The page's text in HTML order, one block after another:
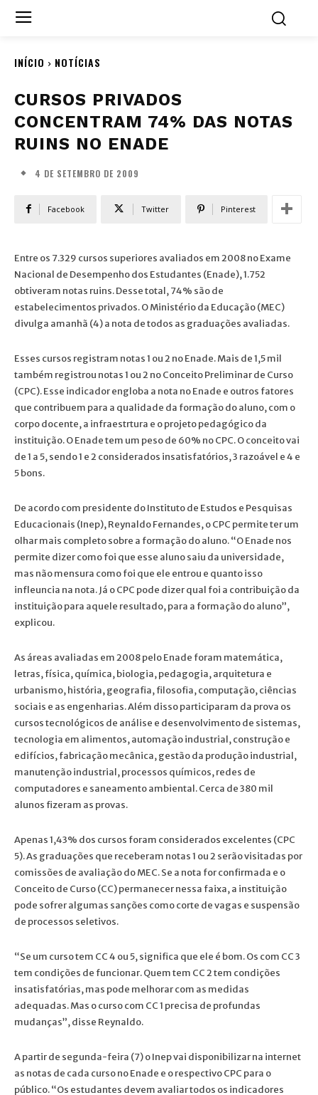
INÍCIO NOTÍCIAS
CURSOS PRIVADOS
CONCENTRAM 74% DAS NOTAS
RUINS NO ENADE
4 DE SETEMBRO DE 2009
Facebook Twitter Pinterest
Entre os 7.329 cursos superiores avaliados em 2008 no Exame
Nacional de Desempenho dos Estudantes (Enade), 1.752
obtiveram notas ruins. Desse total, 74% são de
estabelecimentos privados. O Ministério da Educação (MEC)
divulga amanhã (4) a nota de todos as graduações avaliadas.
Esses cursos registram notas 1 ou 2 no Enade. Mais de 1,5 mil
também registrou notas 1 ou 2 no Conceito Preliminar de Curso
(CPC). Esse indicador engloba a nota no Enade e outros fatores
que contribuem para a qualidade da formação do aluno, com o
corpo docente, a infraestrtura e o projeto pedagógico da
instituição. O Enade tem um peso de 60% no CPC. O conceito vai
de 1 a 5, sendo 1 e 2 considerados insatisfatórios, 3 razoável e 4 e
5 bons.
De acordo com presidente do Instituto de Estudos e Pesquisas
Educacionais (Inep), Reynaldo Fernandes, o CPC permite ter um
olhar mais completo sobre a formação do aluno. “O Enade nos
permite dizer como foi que esse aluno saiu da universidade,
mas não mensura como foi que ele entrou e quanto isso
infleuncia na nota. Já o CPC pode dizer qual foi a contribuição da
instituição para aquele resultado, para a formação do aluno”,
explicou.
As áreas avaliadas em 2008 pelo Enade foram matemática,
letras, física, química, biologia, pedagogia, arquitetura e
urbanismo, história, geografia, filosofia, computação, ciências
sociais e as engenharias. Além disso participaram da prova os
cursos tecnológicos de análise e desenvolvimento de sistemas,
tecnologia em alimentos, automação industrial, construção e
edifícios, fabricação mecânica, gestão da produção industrial,
manutenção industrial, processos químicos, redes de
computadores e saneamento ambiental. Cerca de 380 mil
alunos fizeram as provas.
Apenas 1,43% dos cursos foram considerados excelentes (CPC
5). As graduações que receberam notas 1 ou 2 serão visitadas por
comissões de avaliação do MEC. Se a nota for confirmada e o
Conceito de Curso (CC) permanecer nessa faixa, a instituição
pode sofrer algumas sanções como corte de vagas e suspensão
de processos seletivos.
“Se um curso tem CC 4 ou 5, significa que ele é bom. Os com CC 3
tem condições de funcionar. Quem tem CC 2 tem condições
insatisfatórias, mas pode melhorar com as medidas
adequadas. Mas o curso com CC 1 precisa de profundas
mudanças”, disse Reynaldo.
A partir de segunda-feira (7) o Inep vai disponibilizar na internet
as notas de cada curso no Enade e o respectivo CPC para o
público. “Os estudantes devem avaliar todos os indicadores